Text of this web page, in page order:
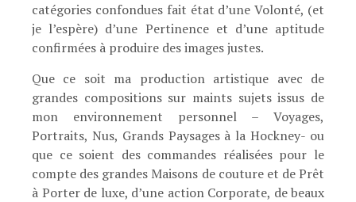
catégories confondues fait état d’une Volonté, (et
je l’espère) d’une Pertinence et d’une aptitude
confirmées à produire des images justes.
Que ce soit ma production artistique avec de
grandes compositions sur maints sujets issus de
mon environnement personnel – Voyages,
Portraits, Nus, Grands Paysages à la Hockney- ou
que ce soient des commandes réalisées pour le
compte des grandes Maisons de couture et de Prêt
à Porter de luxe, d’une action Corporate, de beaux